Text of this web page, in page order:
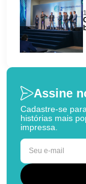
Assine
Cadastre-se
histórias mais
impressa.
Privacidadeda